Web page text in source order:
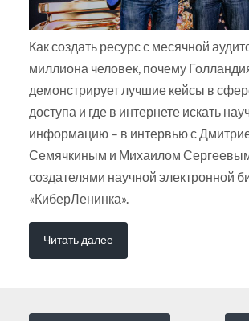
Как создать ресурс с месячной
миллиона человек, почему
демонстрирует лучшие кейсы в
доступа и где в интернете искать
информацию – в интервью с
Семячкиным и Михаилом
создателями научной электронной
«КиберЛенинка».
Читать далее